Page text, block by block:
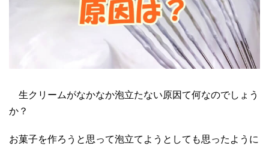
生クリームがなかなか泡立たない原因て何なのでしょう
か？
お菓子を作ろうと思って泡立てようとしても思ったように